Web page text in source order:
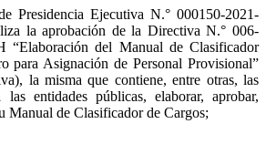
Presidencia Ejecutiva N.° 000150-2021-
la aprobación de la Directiva N.° 006-
“Elaboración del Manual de Clasificador
para Asignación de Personal Provisional”
la misma que contiene, entre otras, las
entidades públicas, elaborar, aprobar,
Manual de Clasificador de Cargos;